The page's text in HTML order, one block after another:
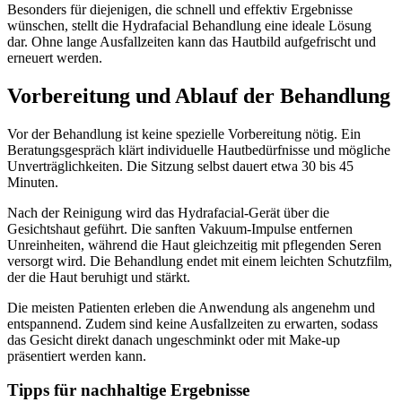
Besonders für diejenigen, die schnell und effektiv Ergebnisse
wünschen, stellt die Hydrafacial Behandlung eine ideale Lösung
dar. Ohne lange Ausfallzeiten kann das Hautbild aufgefrischt und
erneuert werden.
Vorbereitung und Ablauf der Behandlung
Vor der Behandlung ist keine spezielle Vorbereitung nötig. Ein
Beratungsgespräch klärt individuelle Hautbedürfnisse und mögliche
Unverträglichkeiten. Die Sitzung selbst dauert etwa 30 bis 45
Minuten.
Nach der Reinigung wird das Hydrafacial-Gerät über die
Gesichtshaut geführt. Die sanften Vakuum-Impulse entfernen
Unreinheiten, während die Haut gleichzeitig mit pflegenden Seren
versorgt wird. Die Behandlung endet mit einem leichten Schutzfilm,
der die Haut beruhigt und stärkt.
Die meisten Patienten erleben die Anwendung als angenehm und
entspannend. Zudem sind keine Ausfallzeiten zu erwarten, sodass
das Gesicht direkt danach ungeschminkt oder mit Make-up
präsentiert werden kann.
Tipps für nachhaltige Ergebnisse